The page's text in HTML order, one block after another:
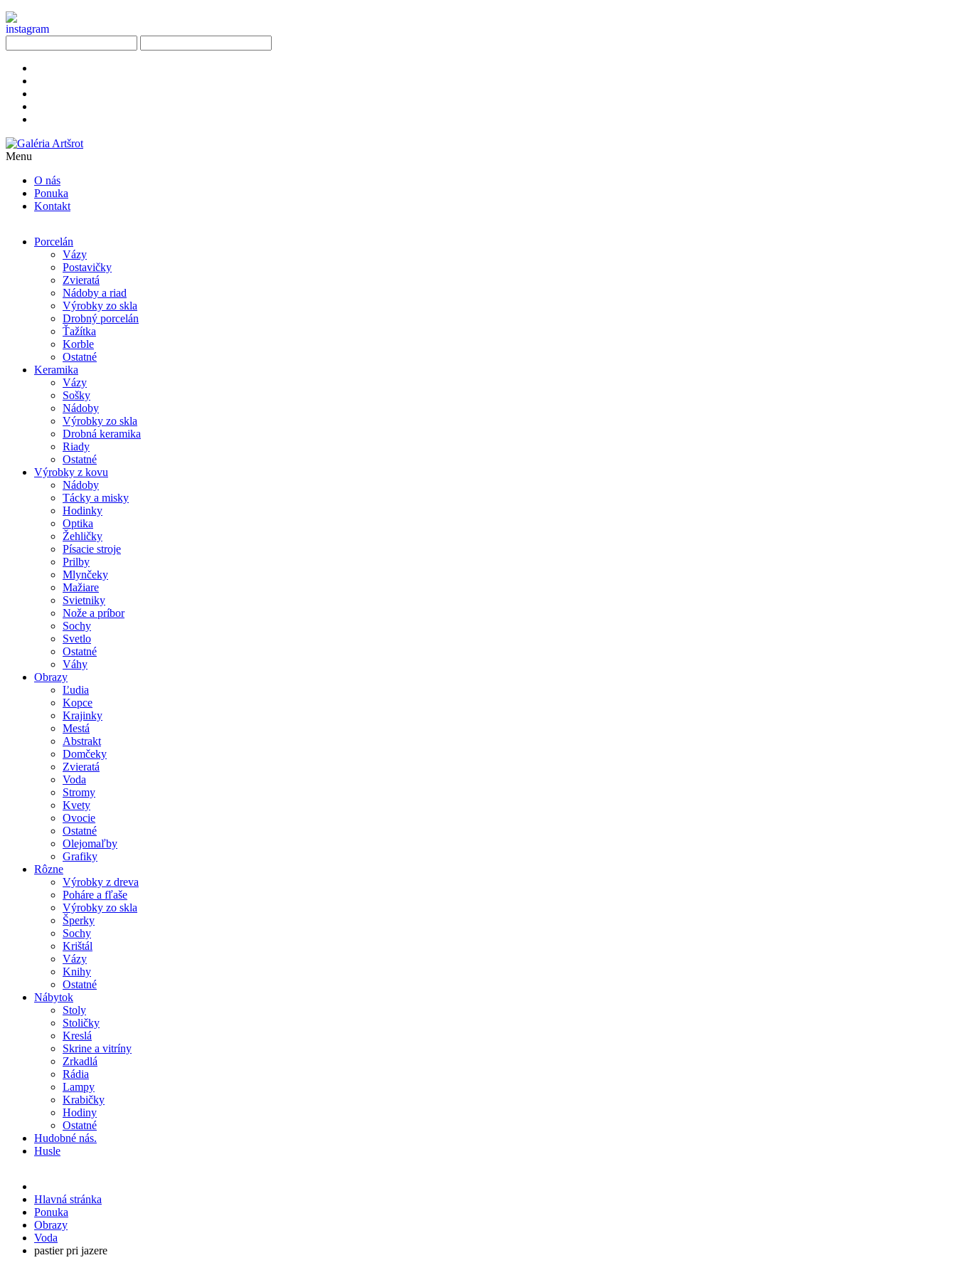
Menu
O nás
Ponuka
Kontakt
Porcelán
Vázy
Postavičky
Zvieratá
Nádoby a riad
Výrobky zo skla
Drobný porcelán
Ťažítka
Korble
Ostatné
Keramika
Vázy
Sošky
Nádoby
Výrobky zo skla
Drobná keramika
Riady
Ostatné
Výrobky z kovu
Nádoby
Tácky a misky
Hodinky
Optika
Žehličky
Písacie stroje
Prilby
Mlynčeky
Mažiare
Svietniky
Nože a príbor
Sochy
Svetlo
Ostatné
Váhy
Obrazy
Ľudia
Kopce
Krajinky
Mestá
Abstrakt
Domčeky
Zvieratá
Voda
Stromy
Kvety
Ovocie
Ostatné
Olejomaľby
Grafiky
Rôzne
Výrobky z dreva
Poháre a fľaše
Výrobky zo skla
Šperky
Sochy
Krištál
Vázy
Knihy
Ostatné
Nábytok
Stoly
Stoličky
Kreslá
Skrine a vitríny
Zrkadlá
Rádia
Lampy
Krabičky
Hodiny
Ostatné
Hudobné nás.
Husle
Hlavná stránka
Ponuka
Obrazy
Voda
pastier pri jazere